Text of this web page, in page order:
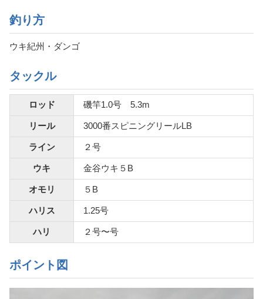
釣り方
ウキ紀州・ダンゴ
タックル
ロッド 磯竿1.0号 5.3m
リール 3000番スピニングリールLB
ライン ２号
ウキ 金谷ウキ５B
オモリ ５B
ハリス 1.25号
ハリ ２号〜号
ポイント図